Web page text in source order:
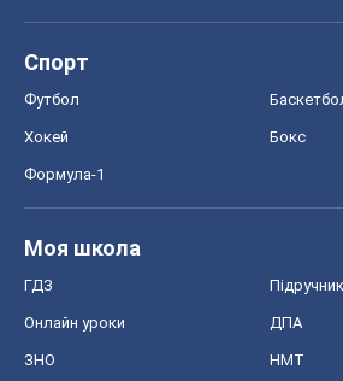
Спорт
Футбол
Хокей Бокс
Формула-1
Моя школа
ГДЗ
Онлайн уроки ДПА
ЗНО НМТ